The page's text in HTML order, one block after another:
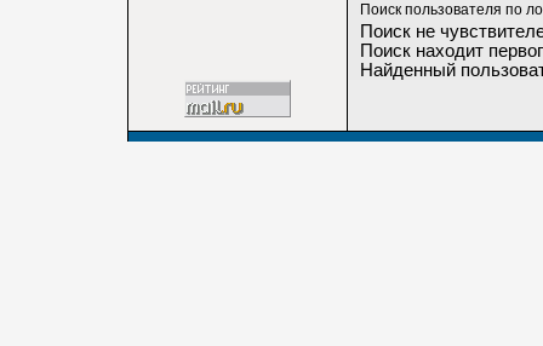
Поиск пользователя по
Поиск не
Поиск находит
Найденный